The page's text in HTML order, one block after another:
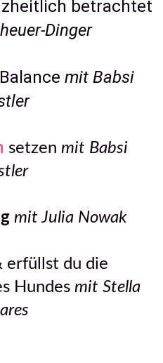
Dinger
mit Babsi
setzen mit Babsi
mit Julia Nowak
Hundes mit Stella